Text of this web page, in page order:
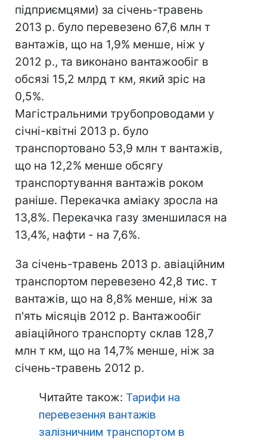
підприємцями) за січень-травень
2013 р. було перевезено 67,6 млн т
вантажів, що на 1,9% менше, ніж у
2012 р., та виконано вантажообіг в
обсязі 15,2 млрд т км, який зріс на
0,5%.
Магістральними трубопроводами у
січні-квітні 2013 р. було
транспортовано 53,9 млн т вантажів,
що на 12,2% менше обсягу
транспортування вантажів роком
раніше. Перекачка аміаку зросла на
13,8%. Перекачка газу зменшилася на
13,4%, нафти - на 7,6%.
За січень-травень 2013 р. авіаційним
транспортом перевезено 42,8 тис. т
вантажів, що на 8,8% менше, ніж за
п'ять місяців 2012 р. Вантажообіг
авіаційного транспорту склав 128,7
млн т км, що на 14,7% менше, ніж за
січень-травень 2012 р.
Читайте також: Тарифи на
перевезення вантажів
залізничним транспортом в